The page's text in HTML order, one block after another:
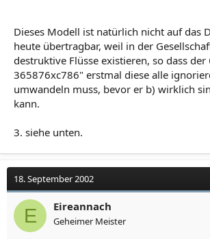
Dieses Modell ist natürlich nicht auf das
heute übertragbar, weil in der
destruktive Flüsse existieren, so dass
365876xc786" erstmal diese alle
umwandeln muss, bevor er b) wirklich
kann.
3. siehe unten.
18. September 2002
E Eireannach
Geheimer Meister